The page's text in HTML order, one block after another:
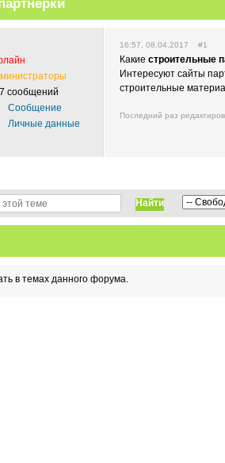
сообщений
Сообщение
Личные данные
16:57, 08.04.2017 #1
Какие строительные
Интересуют сайты
строительные
Последний раз
Найти
в темах данного форума.